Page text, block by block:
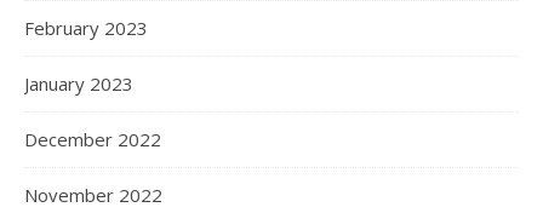
February 2023
January 2023
December 2022
November 2022